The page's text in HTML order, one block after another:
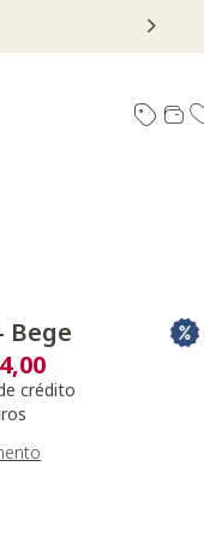
TEXTIL30 OU DECOR20
Bege
crédito